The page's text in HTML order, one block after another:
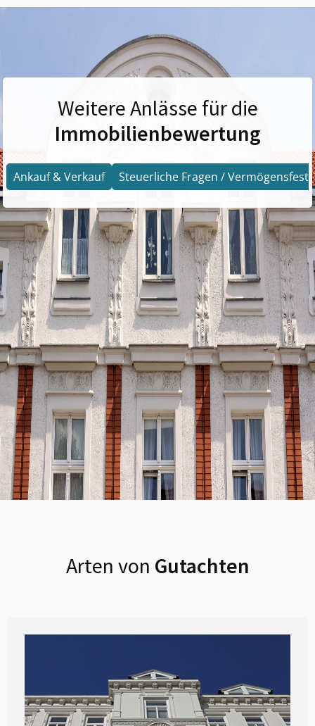
Weitere Anlässe für die
Immobilienbewertung
Ankauf & Verkauf Steuerliche Fragen /
Arten von Gutachten